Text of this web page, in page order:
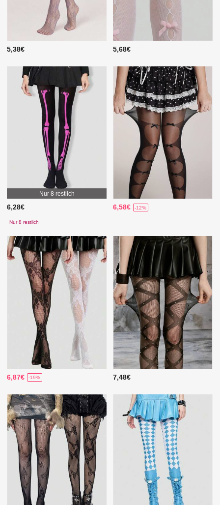
5,38€ 5,68€
Nur 8 restlich
6,28€
Nur 8 restlich
6,58€ -12%
6,87€ -19% 7,48€